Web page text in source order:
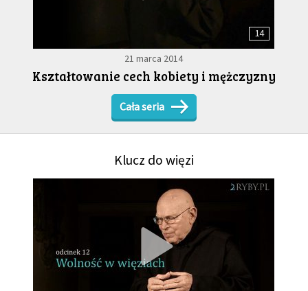
14
21 marca 2014
Kształtowanie cech kobiety i mężczyzny
Cała seria
Klucz do więzi